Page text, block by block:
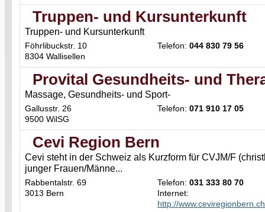
Truppen- und Kursunterkunft
Truppen- und Kursunterkunft
Föhrlibuckstr. 10
8304 Wallisellen
Telefon: 044 830 79 56
Provital Gesundheits- und
Massage, Gesundheits- und Sport-
Gallusstr. 26
9500 WilSG
Telefon: 071 910 17 05
Cevi Region Bern
Cevi steht in der Schweiz als Kurzform für CVJM/F
junger Frauen/Männe...
Rabbentalstr. 69
3013 Bern
Telefon: 031 333 80 70
Internet:
http://www.ceviregionbern.ch